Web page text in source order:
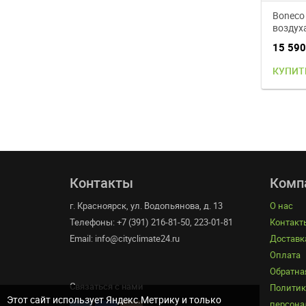
Этот сайт использует Яндекс.Метрику и только
15 590
Контакты
г. Красноярск, ул. Водопьянова, д. 13
Телефоны: +7 (391) 216-81-50, 223-01-81
Email: info@cityclimate24.ru
Связаться с нами
О нас
Оплата